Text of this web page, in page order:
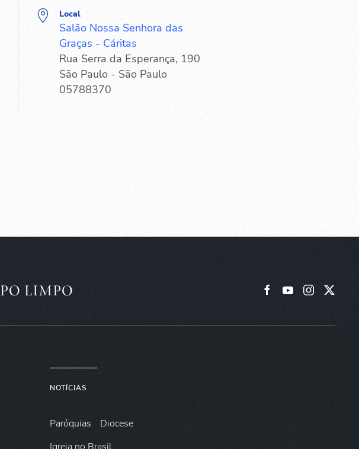
Local
Salão Nossa Senhora das
Graças - Cáritas
Rua Serra da Esperança, 190
São Paulo - São Paulo
05788370
NOTÍCIAS
Paróquias
Diocese